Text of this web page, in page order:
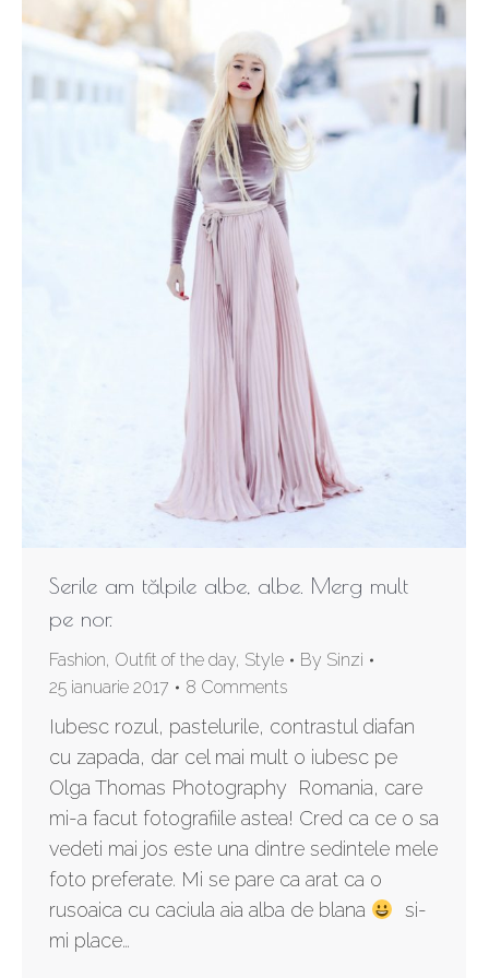
Serile am tălpile albe, albe. Merg mult
pe nor.
Fashion, Outfit of the day, Style By Sinzi
25 ianuarie 2017
8 Comments
Iubesc rozul, pastelurile, contrastul diafan
cu zapada, dar cel mai mult o iubesc pe
Olga Thomas Photography Romania, care
mi-a facut fotografiile astea! Cred ca ce o sa
vedeti mai jos este una dintre sedintele mele
foto preferate. Mi se pare ca arat ca o
rusoaica cu caciula aia alba de blana
si-
mi place…